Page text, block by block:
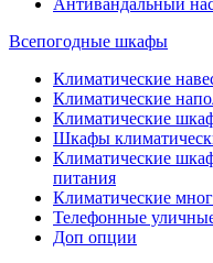
Антивандальный
Всепогодные шкафы
Климатические
Климатические
Климатические
Шкафы
Климатические
питания
Климатические
Телефонные
Доп опции